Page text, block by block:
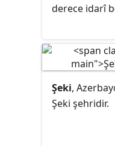
derece idarî
Şeki,
Şeki şehridir.